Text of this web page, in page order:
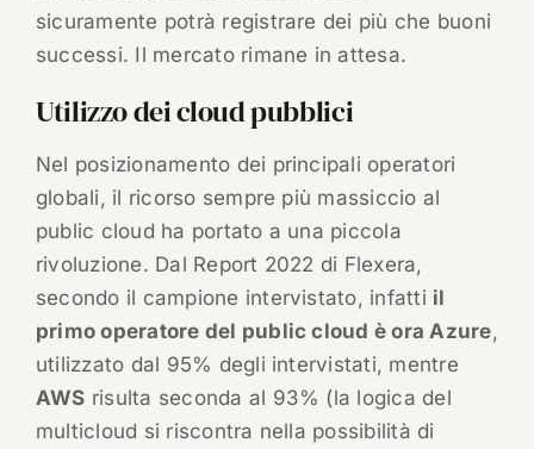
sicuramente potrà registrare dei più che buoni
successi. Il mercato rimane in attesa.
Utilizzo dei cloud pubblici
Nel posizionamento dei principali operatori
globali, il ricorso sempre più massiccio al
public cloud ha portato a una piccola
rivoluzione. Dal Report 2022 di Flexera,
secondo il campione intervistato, infatti il
primo operatore del public cloud è ora Azure,
utilizzato dal 95% degli intervistati, mentre
AWS risulta seconda al 93% (la logica del
multicloud si riscontra nella possibilità di